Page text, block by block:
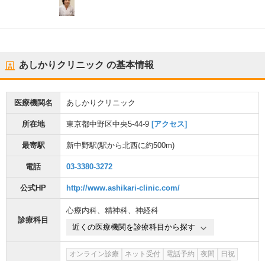
あしかりクリニック の基本情報
医療機関名 あしかりクリニック
所在地 東京都中野区中央5-44-9 [アクセス]
最寄駅 新中野駅(駅から北西に約500m)
電話 03-3380-3272
公式HP http://www.ashikari-clinic.com/
診療科目
心療内科、 精神科、 神経科
近くの医療機関を診療科目から探す
オンライン診療 ネット受付 電話予約 夜間
日祝